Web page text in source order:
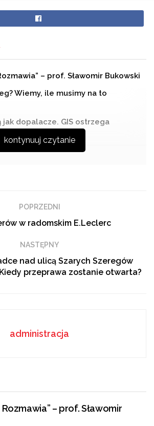
– prof. Sławomir Bukowski
Wiemy, ile musimy na to
jak dopalacze. GIS ostrzega
Trojanowska z Miejskiej Biblioteki
prezentuje pozycję pt.:
kontynuuj czytanie
w Radomiu radom
POPRZEDNI
w radomskim E.Leclerc
NASTĘPNY
nad ulicą Szarych Szeregów
przeprawa zostanie otwarta?
administracja
– prof. Sławomir